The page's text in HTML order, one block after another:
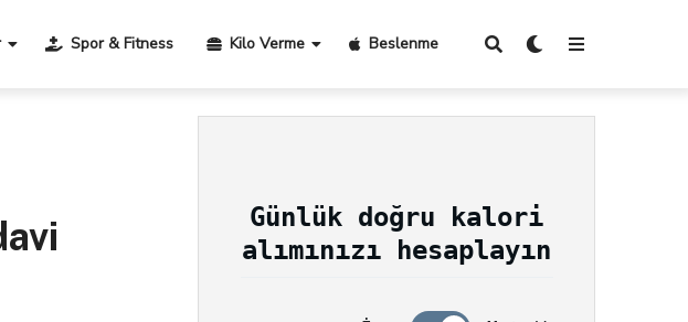
Spor & Fitness Kilo Verme Beslenme
Günlük doğru kalori
alımınızı hesaplayın